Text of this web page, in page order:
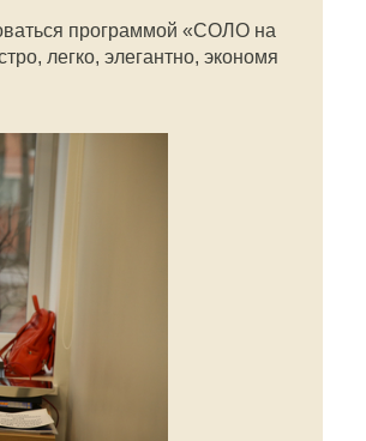
программой «СОЛО на
легко, элегантно, экономя